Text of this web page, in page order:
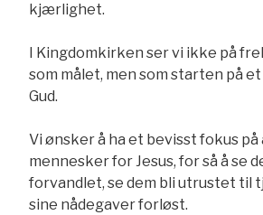
kjærlighet.
I Kingdomkirken ser vi ikke på
som målet, men som starten på
Gud.
Vi ønsker å ha et bevisst fokus på
mennesker for Jesus, for så å se
forvandlet, se dem bli utrustet til
sine nådegaver forløst.